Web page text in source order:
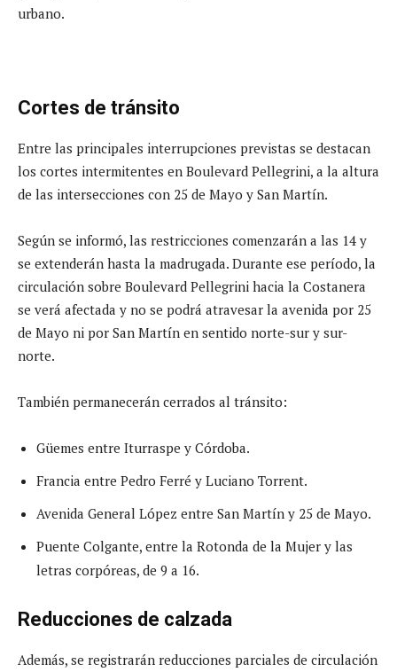
urbano.
Cortes de tránsito
Entre las principales interrupciones previstas se destacan
los cortes intermitentes en Boulevard Pellegrini, a la altura
de las intersecciones con 25 de Mayo y San Martín.
Según se informó, las restricciones comenzarán a las 14 y
se extenderán hasta la madrugada. Durante ese período, la
circulación sobre Boulevard Pellegrini hacia la Costanera
se verá afectada y no se podrá atravesar la avenida por 25
de Mayo ni por San Martín en sentido norte-sur y sur-
norte.
También permanecerán cerrados al tránsito:
Güemes entre Iturraspe y Córdoba.
Francia entre Pedro Ferré y Luciano Torrent.
Avenida General López entre San Martín y 25 de Mayo.
Puente Colgante, entre la Rotonda de la Mujer y las
letras corpóreas, de 9 a 16.
Reducciones de calzada
Además, se registrarán reducciones parciales de circulación